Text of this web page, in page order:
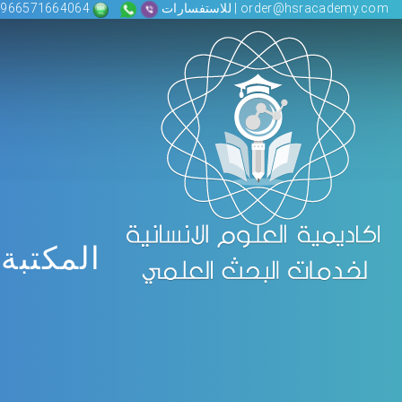
order@hsracademy.com | للاستفسارات 00966571664064